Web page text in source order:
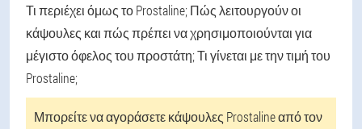
Τι περιέχει όμως το Prostaline; Πώς λειτουργούν οι
κάψουλες και πώς πρέπει να χρησιμοποιούνται για
μέγιστο όφελος του προστάτη; Τι γίνεται με την τιμή του
Prostaline;
Μπορείτε να αγοράσετε κάψουλες Prostaline από τον